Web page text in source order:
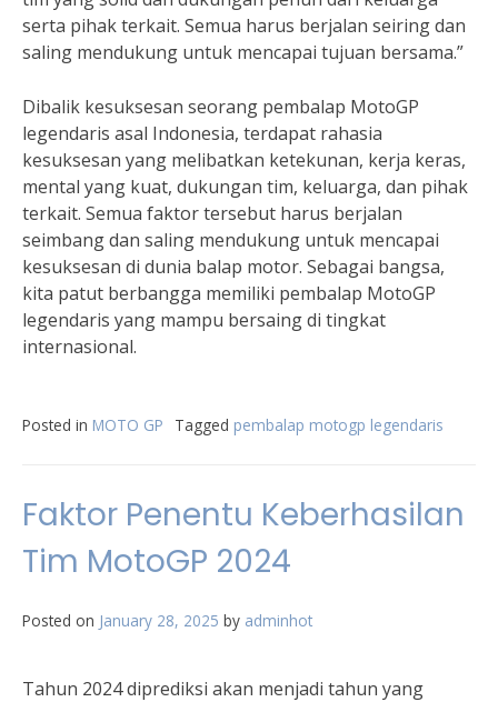
serta pihak terkait. Semua harus berjalan seiring dan
saling mendukung untuk mencapai tujuan bersama.”
Dibalik kesuksesan seorang pembalap MotoGP
legendaris asal Indonesia, terdapat rahasia
kesuksesan yang melibatkan ketekunan, kerja keras,
mental yang kuat, dukungan tim, keluarga, dan pihak
terkait. Semua faktor tersebut harus berjalan
seimbang dan saling mendukung untuk mencapai
kesuksesan di dunia balap motor. Sebagai bangsa,
kita patut berbangga memiliki pembalap MotoGP
legendaris yang mampu bersaing di tingkat
internasional.
Posted in MOTO GP Tagged pembalap motogp legendaris
Faktor Penentu Keberhasilan
Tim MotoGP 2024
Posted on January 28, 2025 by adminhot
Tahun 2024 diprediksi akan menjadi tahun yang